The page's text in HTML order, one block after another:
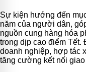
Sự kiện hướng đến
năm của người dân,
nguồn cung hàng hóa
trong dịp cao điểm Tết.
doanh nghiệp, hợp tác
tăng cường kết nối